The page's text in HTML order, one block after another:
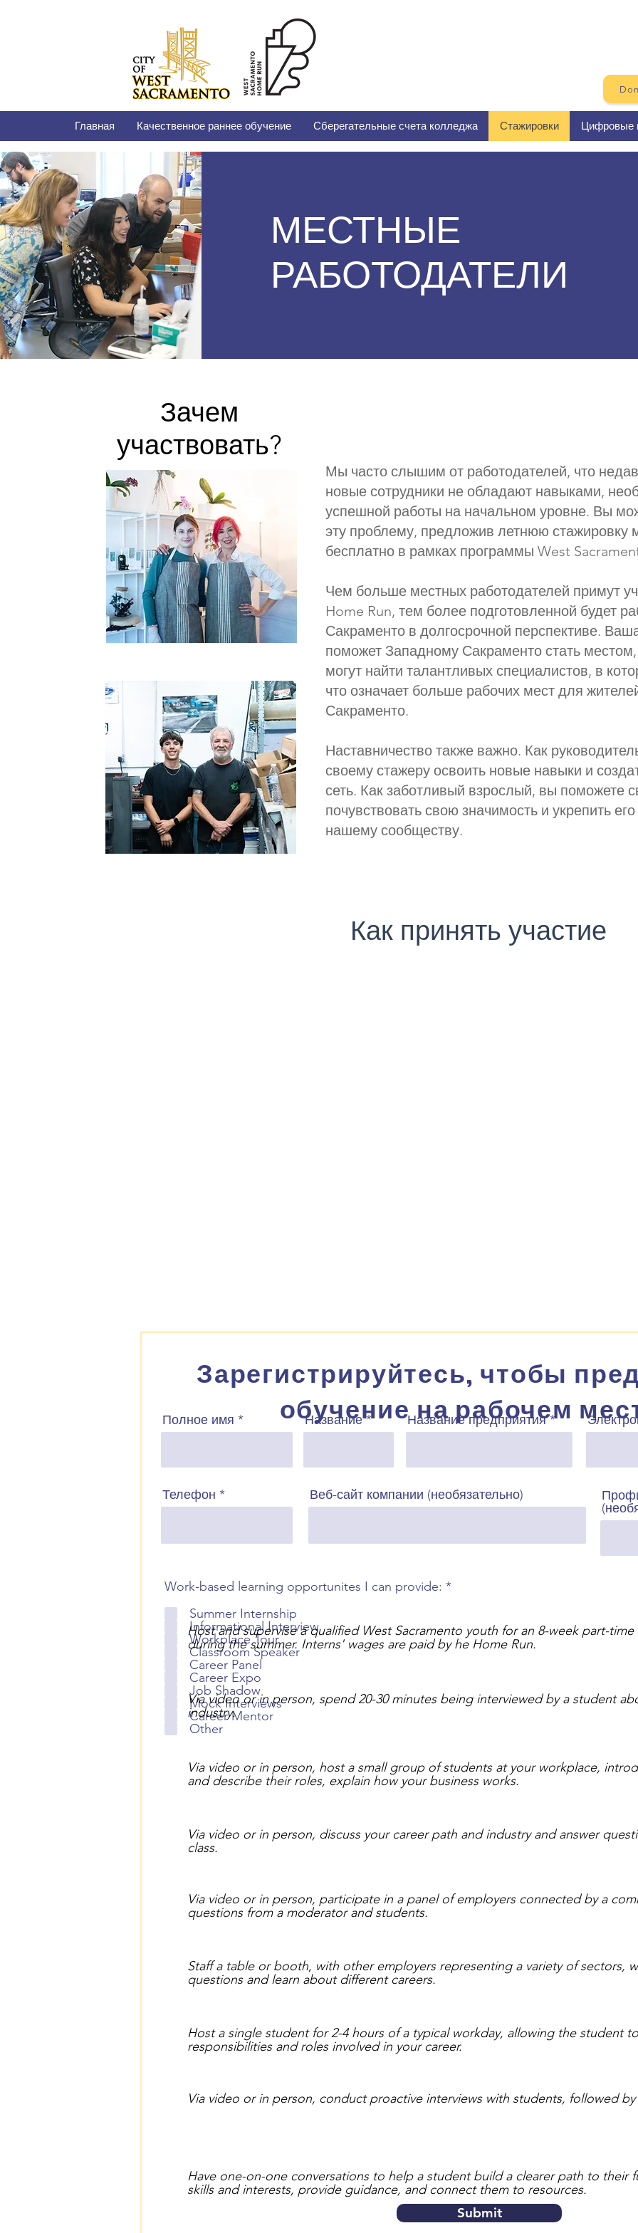
Главная Качественное раннее обучение Сберегательные счета колледжа Стажировки Цифровые
МЕСТНЫЕ
РАБОТОДАТЕЛИ
Зачем
участвовать?
Мы часто слышим от работодателей, что
новые сотрудники не обладают навыками,
успешной работы на начальном уровне. Вы
эту проблему, предложив летнюю стажировку
бесплатно в рамках программы West
Чем больше местных работодателей примут
Home Run, тем более подготовленной будет
Сакраменто в долгосрочной перспективе.
поможет Западному Сакраменто стать
могут найти талантливых специалистов, в
что означает больше рабочих мест для
Сакраменто.
Наставничество также важно. Как
своему стажеру освоить новые навыки и
сеть. Как заботливый взрослый, вы поможете
почувствовать свою значимость и укрепить
нашему сообществу.
Как принять участие
Зарегистрируйтесь, чтобы
обучение на рабочем
Полное имя Название Название предприятия
Телефон Веб-сайт компании (необязательно)
Work-based learning opportunites I can provide: *О
з
а
т
н
Summer Internship
Informational Interview
Workplace Tour
Classroom Speaker
Career Panel
Career Expo
Job Shadow
Mock Interviews
Career Mentor
Other
Host and supervise a qualified West Sacramento youth for an 8-week part-
during the summer. Interns' wages are paid by he Home Run.
Via video or in person, spend 20-30 minutes being interviewed by a student
industry.
Via video or in person, host a small group of students at your workplace,
and describe their roles, explain how your business works.
Via video or in person, discuss your career path and industry and answer
class.
Via video or in person, participate in a panel of employers connected by a
questions from a moderator and students.
Staff a table or booth, with other employers representing a variety of sectors,
questions and learn about different careers.
Host a single student for 2-4 hours of a typical workday, allowing the student
responsibilities and roles involved in your career.
Via video or in person, conduct proactive interviews with students, followed
Have one-on-one conversations to help a student build a clearer path to their
skills and interests, provide guidance, and connect them to resources.
Submit